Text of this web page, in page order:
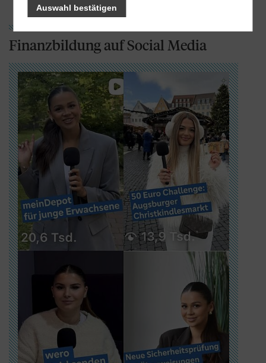
Finanzbildung auf Social Media
Auswahl bestätigen